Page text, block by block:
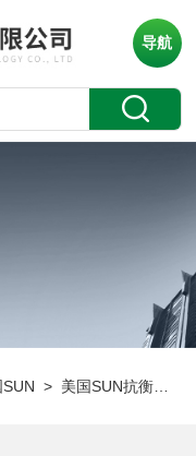
导航
> 美国SUN抗衡阀